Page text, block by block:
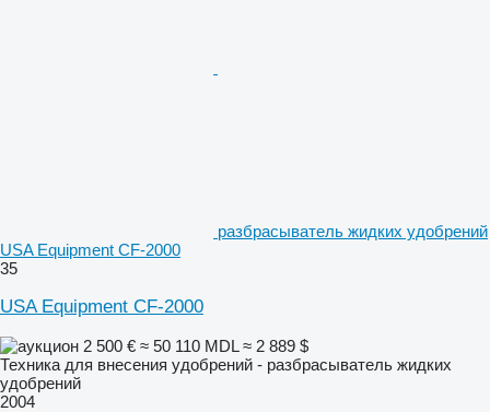
разбрасыватель жидких удобрений
USA Equipment CF-2000
35
USA Equipment CF-2000
2 500 € ≈ 50 110 MDL ≈ 2 889 $
Техника для внесения удобрений - разбрасыватель жидких
удобрений
2004